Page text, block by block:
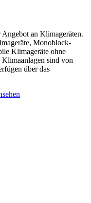
an Klimageräten.
Monoblock-
Klimageräte ohne
sind von
über das